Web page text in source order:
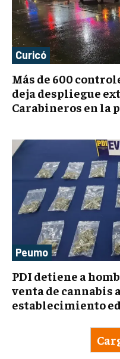
Curicó
Más de 600
deja despliegue
Carabineros en la
Peumo
PDI detiene a
venta de cannabis
establecimiento